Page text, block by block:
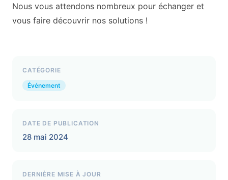
Nous vous attendons nombreux pour échanger et
vous faire découvrir nos solutions !
CATÉGORIE
Événement
DATE DE PUBLICATION
28 mai 2024
DERNIÈRE MISE À JOUR